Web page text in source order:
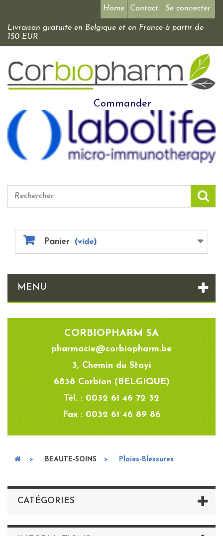
Se connecter
Home Contact
Livraison gratuite en Belgique et en France à partir de
150 EUR
Commander
Panier (vide)
MENU
CORBIOPHARM SA
pharmacie@corbiopharm.be
3, Chemin du Stayi
6838 Corbion (BELGIQUE)
Tél. : 0032 61 46 72 32
Fax : 0032 61 46 89 86
> BEAUTE-SOINS > Plaies-Blessures
CATÉGORIES